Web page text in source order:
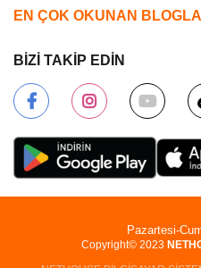
EN ÇOK OKUNAN
BİZİ TAKİP EDİN
Copyright© 2023
Pazartesi-